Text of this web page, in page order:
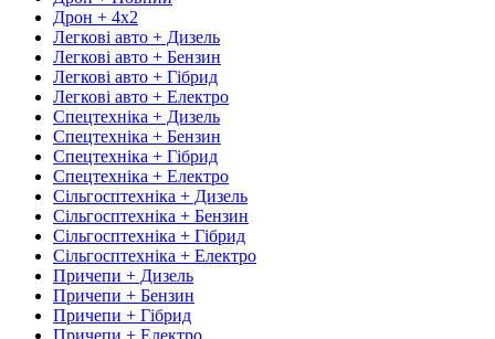
Дрон + 4х2
Легкові авто + Дизель
Легкові авто + Бензин
Легкові авто + Гібрид
Легкові авто + Електро
Спецтехніка + Дизель
Спецтехніка + Бензин
Спецтехніка + Гібрид
Спецтехніка + Електро
Сільгосптехніка + Дизель
Сільгосптехніка + Бензин
Сільгосптехніка + Гібрид
Сільгосптехніка + Електро
Причепи + Дизель
Причепи + Бензин
Причепи + Гібрид
Причепи + Електро